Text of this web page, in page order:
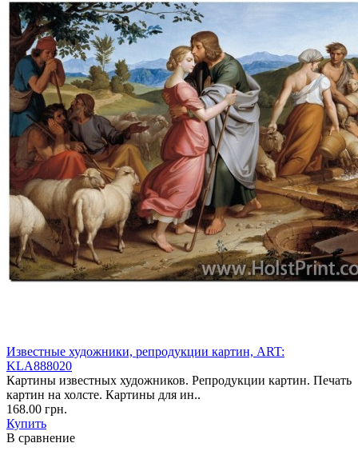
Известные художники, репродукции картин, ART:
KLA888020
Картины известных художников. Репродукции картин. Печать
картин на холсте. Картины для ин..
168.00 грн.
Купить
В сравнение